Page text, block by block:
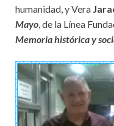
humanidad, y Vera
Mayo, de la Línea
Memoria histórica y